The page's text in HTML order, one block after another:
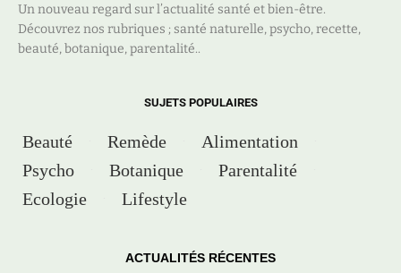
Un nouveau regard sur l’actualité santé et bien-être.
Découvrez nos rubriques ; santé naturelle, psycho, recette,
beauté, botanique, parentalité..
SUJETS POPULAIRES
Beauté Remède
Alimentation
Psycho
Botanique
Parentalité
Ecologie
Lifestyle
ACTUALITÉS RÉCENTES